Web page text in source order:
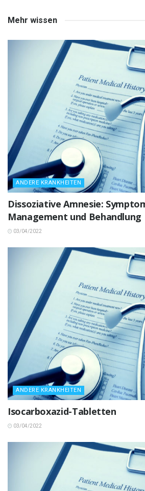
Mehr wissen
ANDERE KRANKHEITEN
Dissoziative Amnesie:
Management und Behandlung
03/04/2022
ANDERE KRANKHEITEN
Isocarboxazid-Tabletten
03/04/2022